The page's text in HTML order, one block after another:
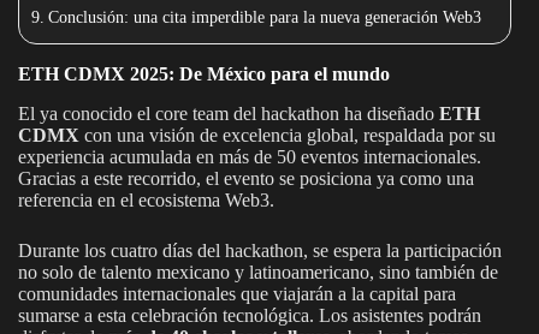
Conclusión: una cita imperdible para la nueva generación Web3
ETH CDMX 2025: De México para el mundo
El ya conocido el core team del hackathon ha diseñado ETH
CDMX con una visión de excelencia global, respaldada por su
experiencia acumulada en más de 50 eventos internacionales.
Gracias a este recorrido, el evento se posiciona ya como una
referencia en el ecosistema Web3.
Durante los cuatro días del hackathon, se espera la participación
no solo de talento mexicano y latinoamericano, sino también de
comunidades internacionales que viajarán a la capital para
sumarse a esta celebración tecnológica. Los asistentes podrán